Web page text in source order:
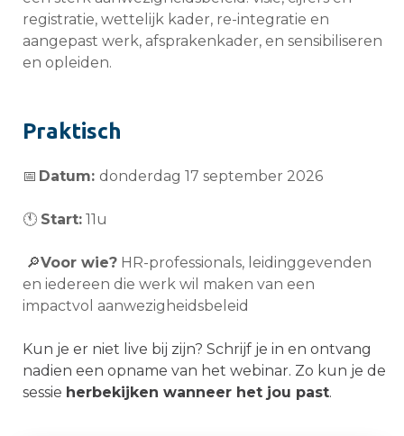
registratie, wettelijk kader, re-integratie en
aangepast werk, afsprakenkader, en sensibiliseren
en opleiden.
Praktisch
📅 Datum: donderdag 17 september 2026
🕚 Start: 11u
🔎Voor wie? HR-professionals, leidinggevenden
en iedereen die werk wil maken van een
impactvol aanwezigheidsbeleid
Kun je er niet live bij zijn? Schrijf je in en ontvang
nadien een opname van het webinar. Zo kun je de
sessie herbekijken wanneer het jou past.